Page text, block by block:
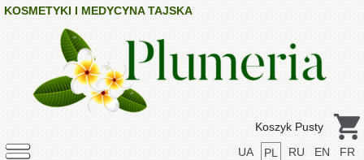
KOSMETYKI I MEDYCYNA TAJSKA
Koszyk Pusty
UA
PL RU EN FR